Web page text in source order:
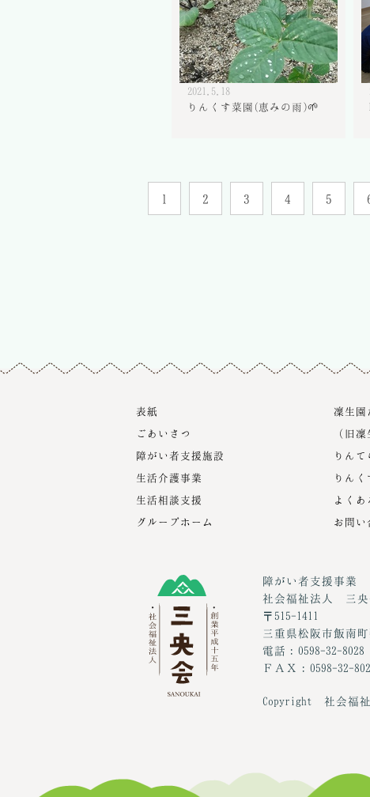
2021.5.18
りんくす菜園(恵みの雨)🌱
1 2 3 4 5
表紙
ごあいさつ
障がい者支援施設
生活介護事業
生活相談支援
グループホーム
凜生園
（旧
りんて
りんく
よくあ
お問い
障がい者支援事業
社会福祉法人 三央
〒515-1411
三重県松阪市飯南
電話：0598-32-8028
ＦＡＸ：0598-32-
Copyright 社会福